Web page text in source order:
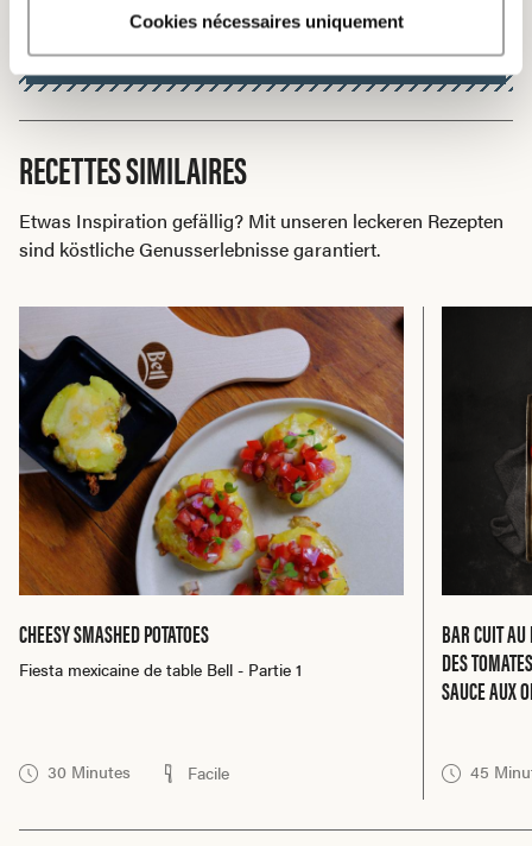
Cookies nécessaires uniquement
pour cette occasion. (État : janvier 2017)
RECETTES SIMILAIRES
Etwas Inspiration gefällig? Mit unseren leckeren Rezepten
sind köstliche Genusserlebnisse garantiert.
CHEESY SMASHED POTATOES
Fiesta mexicaine de table Bell - Partie 1
30 Minutes Facile
BAR CUIT
DES
SAUCE AUX
45